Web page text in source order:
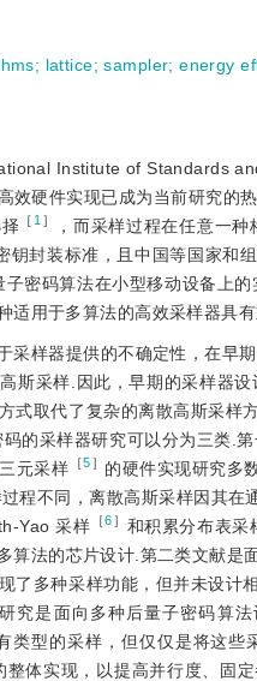
; lattice;sampler;energy
Institute of Standards
效硬件实现已成为当前研究的
［ 1 ］
，而采样过程在任意一
钥封装标准，且中国等国家和
子密码算法在小型移动设备上
用于多算法的高效采样器具有
采样器提供的不确定性，在早
斯采样.因此，早期的采样器
式取代了复杂的离散高斯采
的采样器研究可以分为三类.
元采样 ［5］ 的硬件实现研究多
程不同，离散高斯采样因其
Yao 采样 ［6］ 和积累分布表采
算法的芯片设计.第二类文献是
了多种采样功能，但并未设
究是面向多种后量子密码算
类型的采样，但仅仅是将这
整体实现，以提高并行度、固